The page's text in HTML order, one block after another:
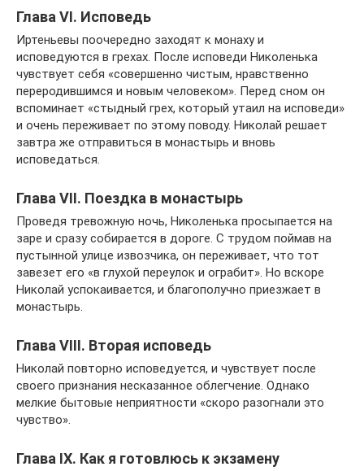
Глава VI. Исповедь
Иртеньевы поочередно заходят к монаху и
исповедуются в грехах. После исповеди Николенька
чувствует себя «совершенно чистым, нравственно
переродившимся и новым человеком». Перед сном он
вспоминает «стыдный грех, который утаил на исповеди»
и очень переживает по этому поводу. Николай решает
завтра же отправиться в монастырь и вновь
исповедаться.
Глава VII. Поездка в монастырь
Проведя тревожную ночь, Николенька просыпается на
заре и сразу собирается в дороге. С трудом поймав на
пустынной улице извозчика, он переживает, что тот
завезет его «в глухой переулок и ограбит». Но вскоре
Николай успокаивается, и благополучно приезжает в
монастырь.
Глава VIII. Вторая исповедь
Николай повторно исповедуется, и чувствует после
своего признания несказанное облегчение. Однако
мелкие бытовые неприятности «скоро разогнали это
чувство».
Глава IX. Как я готовлюсь к экзамену